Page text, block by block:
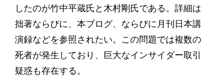
したのが竹中平蔵氏と木村剛氏である。詳細は
拙著ならびに、本ブログ、ならびに月刊日本講
演録などを参照されたい。この問題では複数の
死者が発生しており、巨大なインサイダー取引
疑惑も存在する。